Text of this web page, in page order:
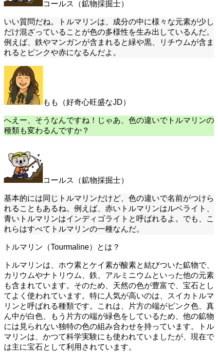
コールス（鉱物採掘士）
いい質問だね。トルマリンは、成分の中に様々な元素が少し
だけ混ざっていることが色の多様性を生み出しているんだ。
例えば、鉄やマンガンが含まれると緑や黒、リチウムが含ま
れるとピンクや赤になるんだよ。
もも（好奇心旺盛なJD）
へえー、そうなんですね！じゃあ、色の違いでトルマリンの
種類も変わるんですか？
コールス（鉱物採掘士）
基本的には同じトルマリンだけど、色の違いで名前がつけら
れることもあるね。例えば、赤いトルマリンはルベライト、
青いトルマリンはインディゴライトと呼ばれるよ。でも、こ
れらはすべてトルマリンの一種なんだ。
トルマリン（Tourmaline）とは？
トルマリンは、ホウ素とケイ素が酸素と結びついた鉱物で、
カリウムやナトリウム、鉄、アルミニウムといった他の元素
も含まれています。そのため、天然の色が豊富で、宝石とし
てよく使われています。特に人気が高いのは、スイカトルマ
リンと呼ばれる種類です。これは、片方の端がピンク色、真
ん中が白色、もう片方の端が緑色をしているため、他の鉱物
には見られない独特の色の組み合わせを持っています。トル
マリンは、かつて科学実験にも使われていましたが、現在で
は主に宝石として利用されています。